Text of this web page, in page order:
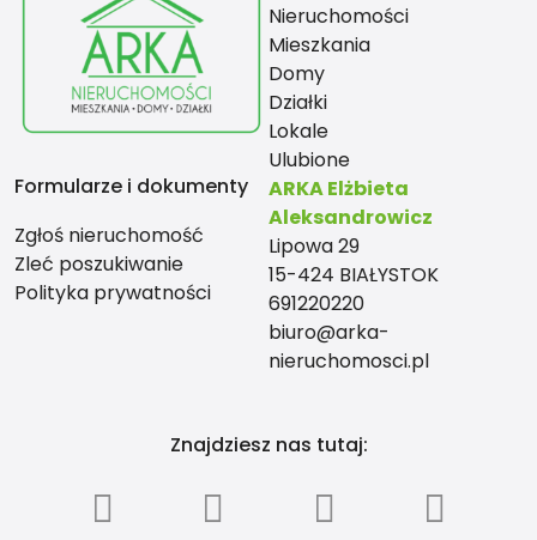
Nieruchomości
Mieszkania
Domy
Działki
Lokale
Ulubione
Formularze i dokumenty
Zgłoś nieruchomość
Zleć poszukiwanie
Polityka prywatności
ARKA Elżbieta
Aleksandrowicz
Lipowa 29
15-424 BIAŁYSTOK
691220220
biuro@arka-
nieruchomosci.pl
Znajdziesz nas tutaj: